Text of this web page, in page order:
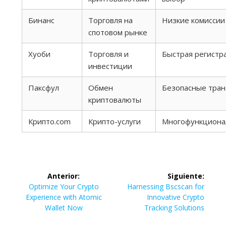
Бинанс
Торговля на
спотовом рынке
Низкие комиссии
Хуоби
Торговля и
инвестиции
Быстрая
Паксфул
Обмен
криптовалюты
Безопасные
Крипто.com Крипто-услуги
Navegación
de
entradas
Anterior:
Entrada
anterior:
Optimize Your Crypto
Experience with Atomic
Wallet Now
Siguiente:
Siguiente
entrada:
Harnessing Bscscan for
Innovative Crypto
Tracking Solutions